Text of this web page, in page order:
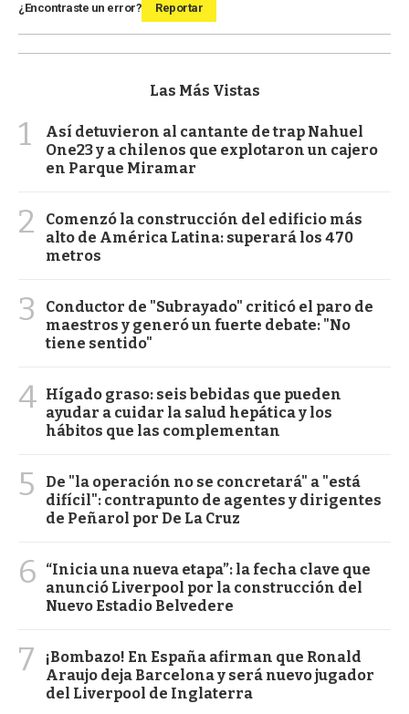
¿Encontraste un error? Reportar
Las Más Vistas
1
Así detuvieron al cantante de trap Nahuel
One23 y a chilenos que explotaron un cajero
en Parque Miramar
2
Comenzó la construcción del edificio más
alto de América Latina: superará los 470
metros
3
Conductor de "Subrayado" criticó el paro de
maestros y generó un fuerte debate: "No
tiene sentido"
4 Hígado graso: seis bebidas que pueden
ayudar a cuidar la salud hepática y los
hábitos que las complementan
5
De "la operación no se concretará" a "está
difícil": contrapunto de agentes y dirigentes
de Peñarol por De La Cruz
6
“Inicia una nueva etapa”: la fecha clave que
anunció Liverpool por la construcción del
Nuevo Estadio Belvedere
7
¡Bombazo! En España afirman que Ronald
Araujo deja Barcelona y será nuevo jugador
del Liverpool de Inglaterra